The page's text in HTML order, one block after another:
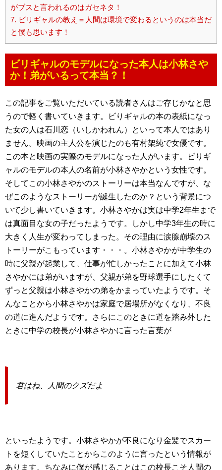
がブスと言われるのはガセネタ！
7. ビリギャルの教え＝人間は環境で変わるというのは本当だ
と僕も思います！
ビリギャルのモデルになった本人は小林さや
か！弟がいるって本当？！
この記事をご覧いただいている読者さんはご存じかなと思
うので軽く書いていきます。ビりギャルの本の表紙になっ
た女の人は石川恋（いしかわれん）といって本人ではあり
ません。映画の主人公を演じたのも有村架純で女優です。
この本と映画の実際のモデルになった人がいます。ビりギ
ャルのモデルの本人の名前が小林さやかという女性です。
そしてこの小林さやかのストーリーは本当なんですが、な
ぜこのようなストーリーが誕生したのか？という背景につ
いて少し書いていきます。小林さやかは実は中学2年生まで
は真面目な女の子だったようです。しかし中学3年生の時に
大きく人生が変わってしまった。その理由に涙腺崩壊のス
トーリーがこもっています・・・。小林さやかが中学生の
時に父親が起業して、仕事が忙しかったことに加えて小林
さやかには弟がいますが、父親が弟を野球選手にしたくて
ずっと父親は小林さやかの弟をかまっていたようです。そ
んなことから小林さやかは家庭で居場所がなくなり、不良
の道に進んだようです。さらにこのときに道を踏み外した
ときに中学の校長が小林さやかに言った言葉が
君はね、人間のクズだよ
といったようです。小林さやかが不良になり金髪でスカー
トを短くしていたことからこのように言ったという情報が
あります。ちなみに僕が感じることはこの校長こそ人間の